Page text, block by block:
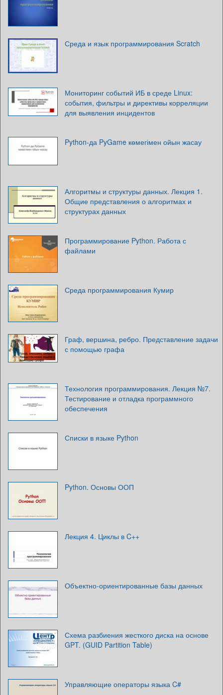
Среда и язык программирования Scratch
Мониторинг событий ИБ в среде Linux:
события, фильтры и директивы корреляции
для выявления инцидентов
Python-да PyGame көмегімен ойын жасау
Алгоритмы и структуры данных. Лекция 1.
Общие представления о алгоритмах и
структурах данных
Программирование Python. Работа с
файлами
Среда программирования Кумир
Граф, вершина, ребро. Представление задачи
с помощью графа
Технология программирования. Лекция №7.
Тестирование и отладка программного
обеспечения
Списки в языке Python
Python. Основы ООП
Лекция 4. Циклы в C++
Объектно-ориентированные базы данных
Схема разбиения жесткого диска на основе
GPT. (GUID Partition Table)
Управляющие операторы языка C#